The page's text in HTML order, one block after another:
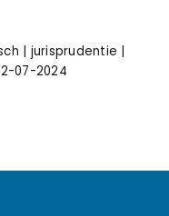
| jurisprudentie |
07-2024